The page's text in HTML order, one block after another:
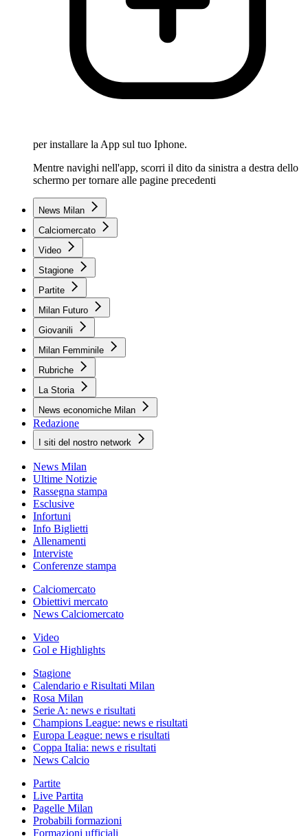
per installare la App sul tuo Iphone.
Mentre navighi nell'app, scorri il dito da sinistra a destra dello
schermo per tornare alle pagine precedenti
News Milan
Calciomercato
Video
Stagione
Partite
Milan Futuro
Giovanili
Milan Femminile
Rubriche
La Storia
News economiche Milan
Redazione
I siti del nostro network
News Milan
Ultime Notizie
Rassegna stampa
Esclusive
Infortuni
Info Biglietti
Allenamenti
Interviste
Conferenze stampa
Calciomercato
Obiettivi mercato
News Calciomercato
Video
Gol e Highlights
Stagione
Calendario e Risultati Milan
Rosa Milan
Serie A: news e risultati
Champions League: news e risultati
Europa League: news e risultati
Coppa Italia: news e risultati
News Calcio
Partite
Live Partita
Pagelle Milan
Probabili formazioni
Formazioni ufficiali